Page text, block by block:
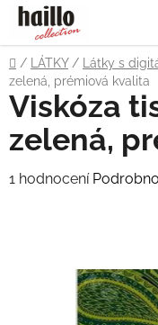
Přejít
obsah
Domů
/ LÁTKY / Látky s
zelená, prémiová kvalita
Viskóza
zelená,
Průměrné
1 hodnocení